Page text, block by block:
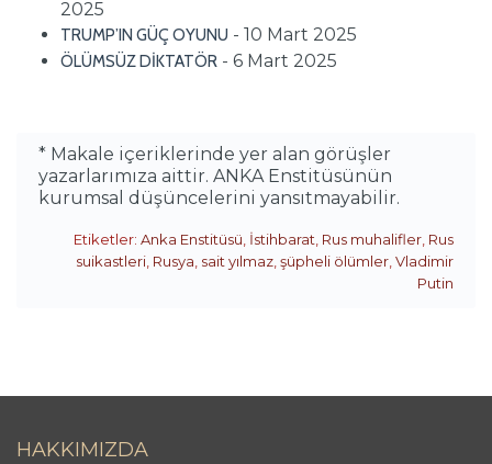
2025
TRUMP’IN GÜÇ OYUNU - 10 Mart 2025
ÖLÜMSÜZ DİKTATÖR - 6 Mart 2025
* Makale içeriklerinde yer alan görüşler
yazarlarımıza aittir. ANKA Enstitüsünün
kurumsal düşüncelerini yansıtmayabilir.
Etiketler: Anka Enstitüsü, İstihbarat, Rus muhalifler, Rus
suikastleri, Rusya, sait yılmaz,şüpheli ölümler,Vladimir
Putin
HAKKIMIZDA